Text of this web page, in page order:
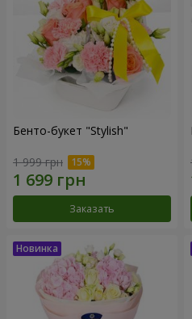
Бенто-букет "Stylish"
1 999 грн
Заказать